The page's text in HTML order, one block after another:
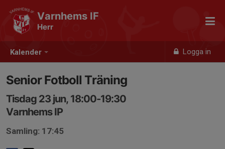
Kalender Logga in
Varnhems IF
Herr
Senior Fotboll Träning
Tisdag 23 jun, 18:00-19:30
Varnhems IP
Samling: 17:45